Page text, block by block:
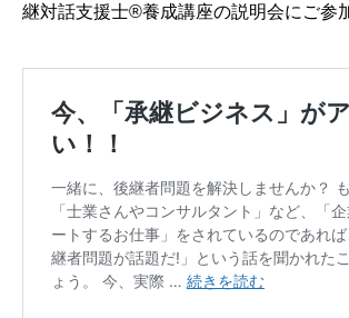
継対話支援士®養成講座の説明会にご参
働きたくなる職場づくりをお手伝
今、「承継ビジネス」がアツい！
メルマガの登録はこちら
経営者必見